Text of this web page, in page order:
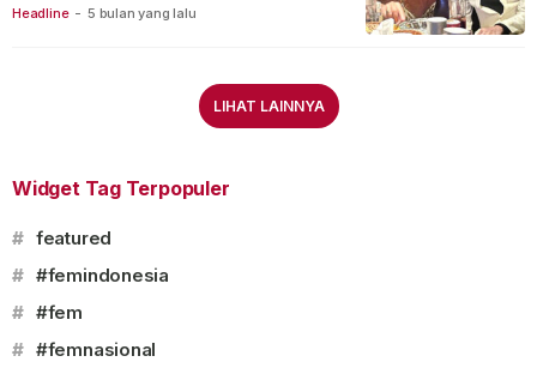
Headline - 5 bulan yang lalu
LIHAT LAINNYA
Widget Tag Terpopuler
# featured
# #femindonesia
# #fem
# #femnasional